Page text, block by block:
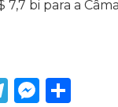
7,7 bi para a
Telegram